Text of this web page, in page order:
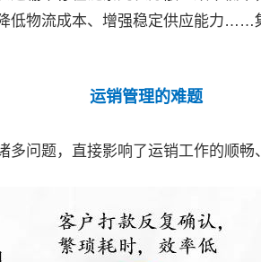
低物流成本、增强稳定供应能力
运销管理的难题
问题，直接影响了运销工作的顺